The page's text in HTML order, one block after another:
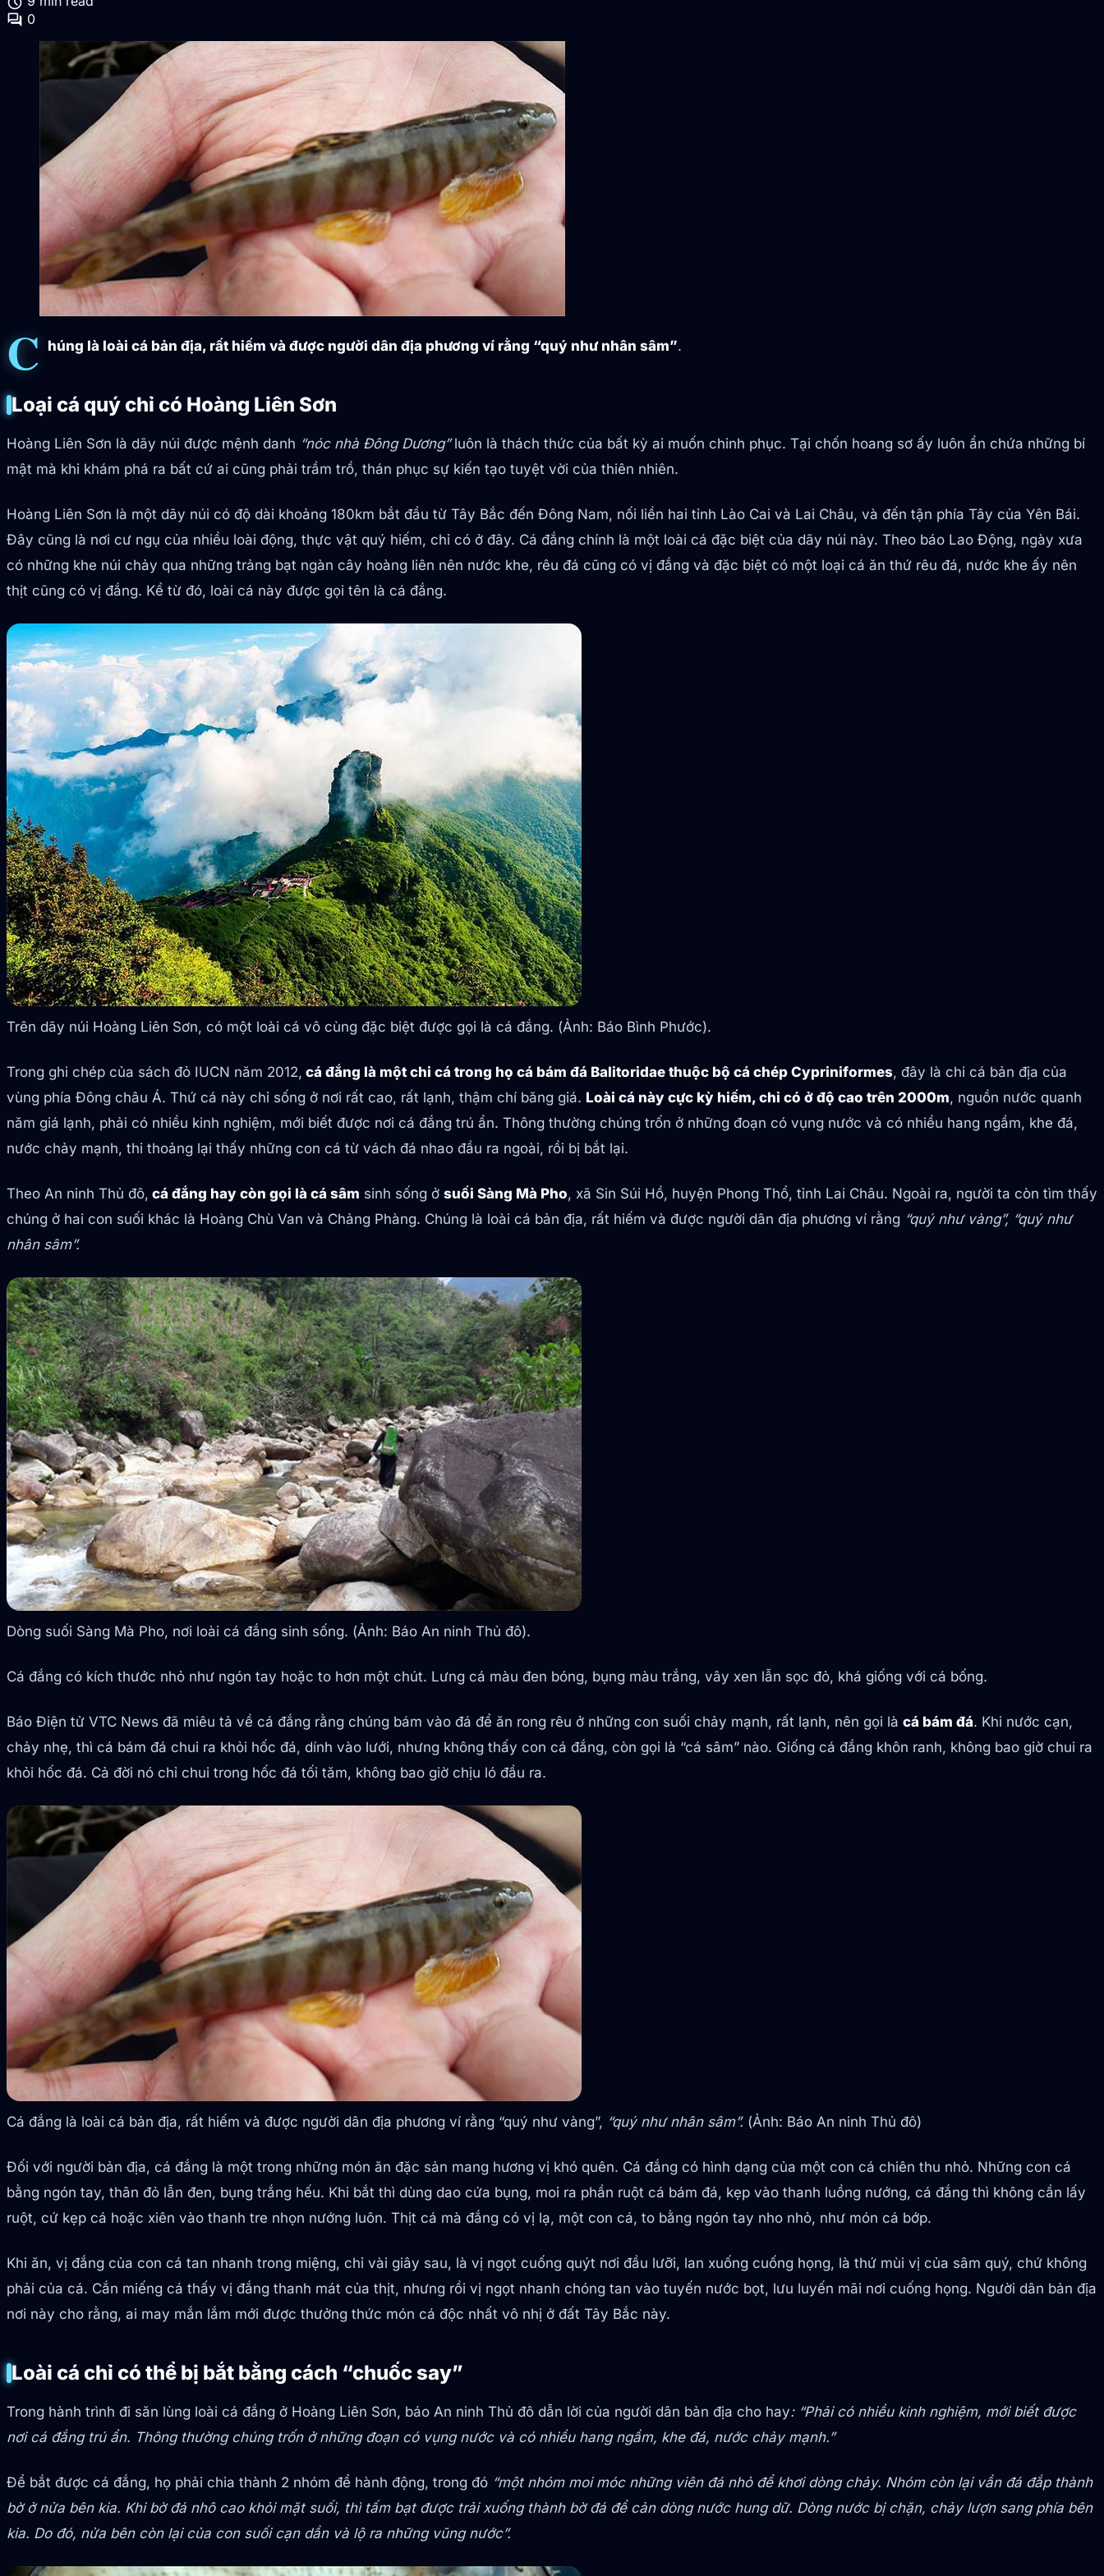
forum 0
C húng là loài cá bản địa, rất hiếm và được người dân địa phương ví rằng “quý như nhân sâm”.
Loại cá quý chỉ có Hoàng Liên Sơn
Hoàng Liên Sơn là dãy núi được mệnh danh “nóc nhà Đông Dương”luôn là thách thức của bất kỳ ai muốn chinh phục. Tại chốn hoang sơ ấy luôn ẩn chứa những bí
mật mà khi khám phá ra bất cứ ai cũng phải trầm trồ, thán phục sự kiến tạo tuyệt vời của thiên nhiên.
Hoàng Liên Sơn là một dãy núi có độ dài khoảng 180km bắt đầu từ Tây Bắc đến Đông Nam, nối liền hai tỉnh Lào Cai và Lai Châu, và đến tận phía Tây của Yên Bái.
Đây cũng là nơi cư ngụ của nhiều loài động, thực vật quý hiếm, chỉ có ở đây. Cá đắng chính là một loài cá đặc biệt của dãy núi này. Theo báo Lao Động, ngày xưa
có những khe núi chảy qua những trảng bạt ngàn cây hoàng liên nên nước khe, rêu đá cũng có vị đắng và đặc biệt có một loại cá ăn thứ rêu đá, nước khe ấy nên
thịt cũng có vị đắng. Kể từ đó, loài cá này được gọi tên là cá đắng.
Trên dãy núi Hoàng Liên Sơn, có một loài cá vô cùng đặc biệt được gọi là cá đắng. (Ảnh: Báo Bình Phước).
Trong ghi chép của sách đỏ IUCN năm 2012, cá đắng là một chi cá trong họ cá bám đá Balitoridae thuộc bộ cá chép Cypriniformes, đây là chi cá bản địa của
vùng phía Đông châu Á. Thứ cá này chỉ sống ở nơi rất cao, rất lạnh, thậm chí băng giá. Loài cá này cực kỳ hiếm, chỉ có ở độ cao trên 2000m, nguồn nước quanh
năm giá lạnh, phải có nhiều kinh nghiệm, mới biết được nơi cá đắng trú ẩn. Thông thường chúng trốn ở những đoạn có vụng nước và có nhiều hang ngầm, khe đá,
nước chảy mạnh, thi thoảng lại thấy những con cá từ vách đá nhao đầu ra ngoài, rồi bị bắt lại.
Theo An ninh Thủ đô, cá đắng hay còn gọi là cá sâm sinh sống ở suối Sàng Mà Pho, xã Sin Súi Hồ, huyện Phong Thổ, tỉnh Lai Châu. Ngoài ra, người ta còn tìm thấy
chúng ở hai con suối khác là Hoàng Chù Van và Chảng Phàng. Chúng là loài cá bản địa, rất hiếm và được người dân địa phương ví rằng “quý như vàng”, “quý như
nhân sâm”.
Dòng suối Sàng Mà Pho, nơi loài cá đắng sinh sống. (Ảnh: Báo An ninh Thủ đô).
Cá đắng có kích thước nhỏ như ngón tay hoặc to hơn một chút. Lưng cá màu đen bóng, bụng màu trắng, vây xen lẫn sọc đỏ, khá giống với cá bống.
Báo Điện tử VTC News đã miêu tả về cá đắng rằng chúng bám vào đá để ăn rong rêu ở những con suối chảy mạnh, rất lạnh, nên gọi là cá bám đá. Khi nước cạn,
chảy nhẹ, thì cá bám đá chui ra khỏi hốc đá, dính vào lưới, nhưng không thấy con cá đắng, còn gọi là “cá sâm” nào. Giống cá đắng khôn ranh, không bao giờ chui ra
khỏi hốc đá. Cả đời nó chỉ chui trong hốc đá tối tăm, không bao giờ chịu ló đầu ra.
Cá đắng là loài cá bản địa, rất hiếm và được người dân địa phương ví rằng “quý như vàng”, “quý như nhân sâm”. (Ảnh: Báo An ninh Thủ đô)
Đối với người bản địa, cá đắng là một trong những món ăn đặc sản mang hương vị khó quên. Cá đắng có hình dạng của một con cá chiên thu nhỏ. Những con cá
bằng ngón tay, thân đỏ lẫn đen, bụng trắng hếu. Khi bắt thì dùng dao cứa bụng, moi ra phần ruột cá bám đá, kẹp vào thanh luồng nướng, cá đắng thì không cần lấy
ruột, cứ kẹp cá hoặc xiên vào thanh tre nhọn nướng luôn. Thịt cá mà đắng có vị lạ, một con cá, to bằng ngón tay nho nhỏ, như món cá bớp.
Khi ăn, vị đắng của con cá tan nhanh trong miệng, chỉ vài giây sau, là vị ngọt cuống quýt nơi đầu lưỡi, lan xuống cuống họng, là thứ mùi vị của sâm quý, chứ không
phải của cá. Cắn miếng cá thấy vị đắng thanh mát của thịt, nhưng rồi vị ngọt nhanh chóng tan vào tuyến nước bọt, lưu luyến mãi nơi cuống họng. Người dân bản địa
nơi này cho rằng, ai may mắn lắm mới được thưởng thức món cá độc nhất vô nhị ở đất Tây Bắc này.
Loài cá chỉ có thể bị bắt bằng cách “chuốc say”
Trong hành trình đi săn lùng loài cá đắng ở Hoàng Liên Sơn, báo An ninh Thủ đô dẫn lời của người dân bản địa cho hay: “Phải có nhiều kinh nghiệm, mới biết được
nơi cá đắng trú ẩn. Thông thường chúng trốn ở những đoạn có vụng nước và có nhiều hang ngầm, khe đá, nước chảy mạnh.”
Để bắt được cá đắng, họ phải chia thành 2 nhóm để hành động, trong đó “một nhóm moi móc những viên đá nhỏ để khơi dòng chảy. Nhóm còn lại vần đá đắp thành
bờ ở nửa bên kia. Khi bờ đá nhô cao khỏi mặt suối, thì tấm bạt được trải xuống thành bờ đá để cản dòng nước hung dữ. Dòng nước bị chặn, chảy lượn sang phía bên
kia. Do đó, nửa bên còn lại của con suối cạn dần và lộ ra những vũng nước”.